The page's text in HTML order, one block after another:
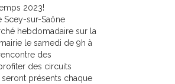
2023!
Scey-sur-Saône
hebdomadaire sur la
le samedi de 9h à
des
des circuits
seront présents chaque